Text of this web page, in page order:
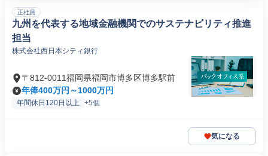
正社員
九州を代表する地域金融機関でのサステナビリティ推進
担当
株式会社西日本シティ銀行
〒812-0011福岡県福岡市博多区博多駅前
年俸400万円～1000万円
年間休日120日以上 +5個
気になる